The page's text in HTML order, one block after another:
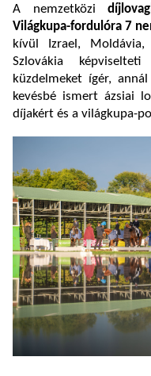
A nemzetközi
Világkupa-fordulóra 7
kívül Izrael, Moldávia,
Szlovákia
küzdelmeket ígér,
kevésbé ismert ázsiai
díjakért és a világkupa-